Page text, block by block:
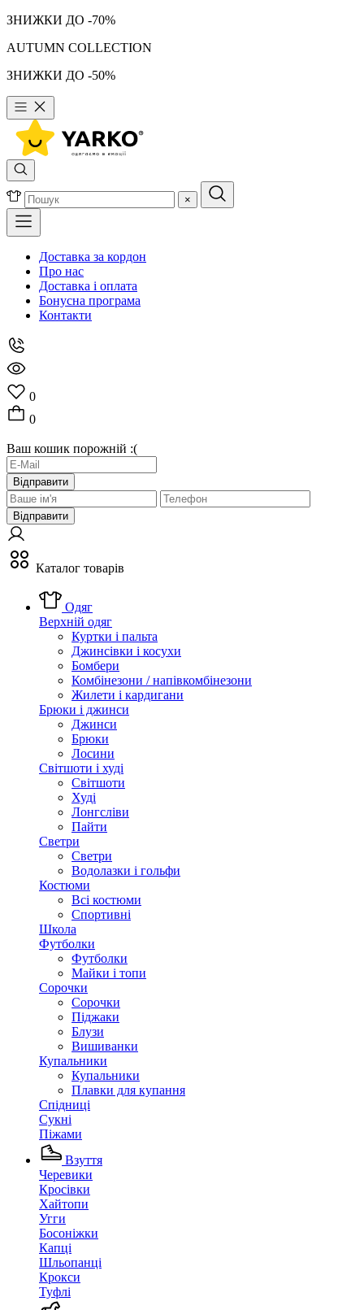
ЗНИЖКИ ДО -70%
AUTUMN COLLECTION
ЗНИЖКИ ДО -50%
×
Доставка за кордон
Про нас
Доставка і оплата
Бонусна програма
Контакти
0
0
Ваш кошик порожній :(
Відправити
Відправити
Каталог товарів
Одяг
Верхній одяг
Куртки і пальта
Джинсівки і косухи
Бомбери
Комбінезони / напівкомбінезони
Жилети і кардигани
Брюки і джинси
Джинси
Брюки
Лосини
Світшоти і худі
Світшоти
Худі
Лонгсліви
Пайти
Светри
Светри
Водолазки і гольфи
Костюми
Всі костюми
Спортивні
Школа
Футболки
Футболки
Майки і топи
Сорочки
Сорочки
Піджаки
Блузи
Вишиванки
Купальники
Купальники
Плавки для купання
Спідниці
Сукні
Піжами
Взуття
Черевики
Кросівки
Хайтопи
Угги
Босоніжки
Капці
Шльопанці
Крокси
Туфлі